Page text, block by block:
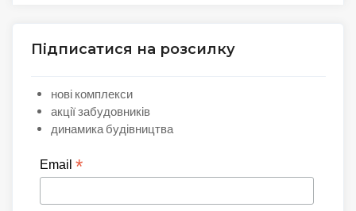
Підписатися на розсилку
нові комплекси
акції забудовників
динамика будівництва
Email *